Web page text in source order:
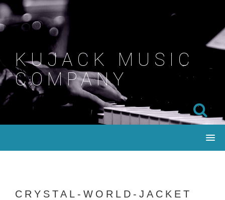
Skip
to
KUJACK MUSIC
COMPANY
CRYSTAL-WORLD-JACKET